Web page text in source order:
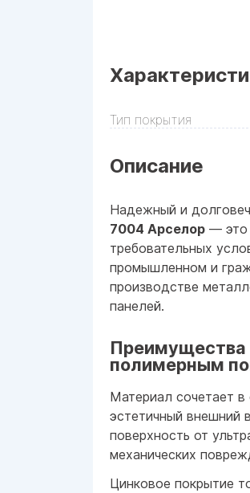
Тип покрытия
Описание
Надежный и
7004 Арселор — это
требовательных
промышленном и
производстве
панелей.
Преимущества
полимерным
Материал сочетает
эстетичный внешний
поверхность от
механических
Цинковое покрытие